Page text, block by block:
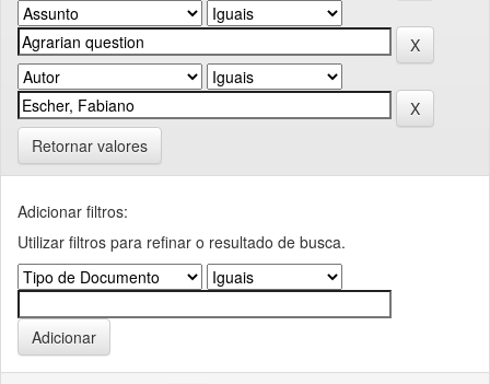
Retornar valores
Adicionar filtros:
Utilizar filtros para refinar o resultado de busca.